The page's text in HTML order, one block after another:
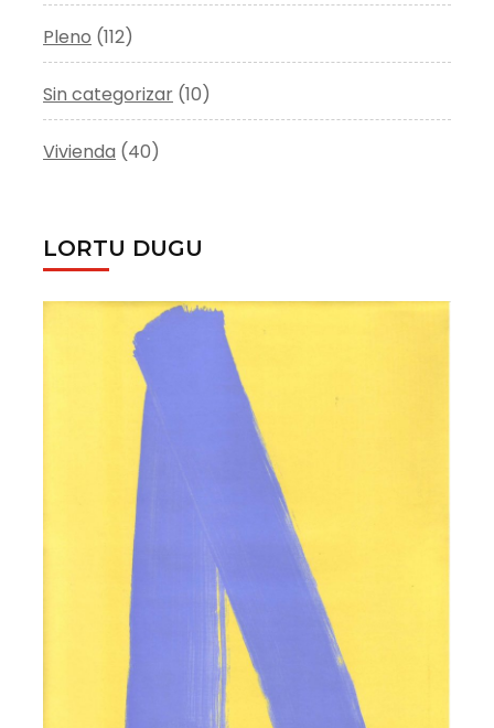
Pleno (112)
Sin categorizar (10)
Vivienda (40)
LORTU DUGU